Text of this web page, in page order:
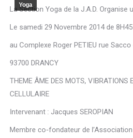
Yoga
La Section Yoga de la J.A.D. Organise
Le samedi 29 Novembre 2014 de
au Complexe Roger PETIEU rue
93700 DRANCY
THEME ÂME DES MOTS, VIBRATIONS
CELLULAIRE
Intervenant : Jacques SEROPIAN
Membre co-fondateur de